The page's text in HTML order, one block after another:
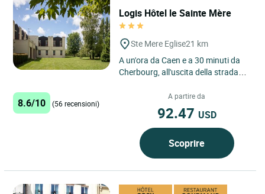
Logis Hôtel le Sainte Mère
Ste Mere Eglise21 km
A un'ora da Caen e a 30 minuti da
Cherbourg, all'uscita della strada
accoglie in un ambiente...
8.6/10 (56 recensioni)
A partire da
92.47 USD
Scoprire